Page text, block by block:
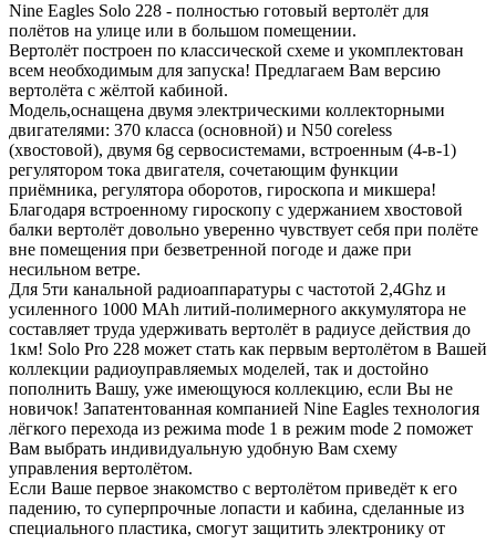
Nine Eagles Solo 228 - полностью готовый вертолёт для
полётов на улице или в большом помещении.
Вертолёт построен по классической схеме и укомплектован
всем необходимым для запуска! Предлагаем Вам версию
вертолёта с жёлтой кабиной.
Модель,оснащена двумя электрическими коллекторными
двигателями: 370 класса (основной) и N50 coreless
(хвостовой), двумя 6g сервосистемами, встроенным (4-в-1)
регулятором тока двигателя, сочетающим функции
приёмника, регулятора оборотов, гироскопа и микшера!
Благодаря встроенному гироскопу с удержанием хвостовой
балки вертолёт довольно уверенно чувствует себя при полёте
вне помещения при безветренной погоде и даже при
несильном ветре.
Для 5ти канальной радиоаппаратуры с частотой 2,4Ghz и
усиленного 1000 MAh литий-полимерного аккумулятора не
составляет труда удерживать вертолёт в радиусе действия до
1км! Solo Pro 228 может стать как первым вертолётом в Вашей
коллекции радиоуправляемых моделей, так и достойно
пополнить Вашу, уже имеющуюся коллекцию, если Вы не
новичок! Запатентованная компанией Nine Eagles технология
лёгкого перехода из режима mode 1 в режим mode 2 поможет
Вам выбрать индивидуальную удобную Вам схему
управления вертолётом.
Если Ваше первое знакомство с вертолётом приведёт к его
падению, то суперпрочные лопасти и кабина, сделанные из
специального пластика, смогут защитить электронику от